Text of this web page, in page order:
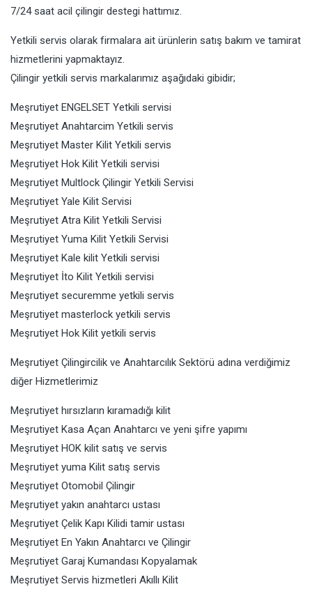
7/24 saat acil çilingir destegi hattımız.
Yetkili servis olarak firmalara ait ürünlerin satış bakım ve tamirat
hizmetlerini yapmaktayız.
Çilingir yetkili servis markalarımız aşağıdaki gibidir;
Meşrutiyet ENGELSET Yetkili servisi
Meşrutiyet Anahtarcim Yetkili servis
Meşrutiyet Master Kilit Yetkili servis
Meşrutiyet Hok Kilit Yetkili servisi
Meşrutiyet Multlock Çilingir Yetkili Servisi
Meşrutiyet Yale Kilit Servisi
Meşrutiyet Atra Kilit Yetkili Servisi
Meşrutiyet Yuma Kilit Yetkili Servisi
Meşrutiyet Kale kilit Yetkili servisi
Meşrutiyet İto Kilit Yetkili servisi
Meşrutiyet securemme yetkili servis
Meşrutiyet masterlock yetkili servis
Meşrutiyet Hok Kilit yetkili servis
Meşrutiyet Çilingircilik ve Anahtarcılık Sektörü adına verdiğimiz
diğer Hizmetlerimiz
Meşrutiyet hırsızların kıramadığı kilit
Meşrutiyet Kasa Açan Anahtarcı ve yeni şifre yapımı
Meşrutiyet HOK kilit satış ve servis
Meşrutiyet yuma Kilit satış servis
Meşrutiyet Otomobil Çilingir
Meşrutiyet yakın anahtarcı ustası
Meşrutiyet Çelik Kapı Kilidi tamir ustası
Meşrutiyet En Yakın Anahtarcı ve Çilingir
Meşrutiyet Garaj Kumandası Kopyalamak
Meşrutiyet Servis hizmetleri Akıllı Kilit